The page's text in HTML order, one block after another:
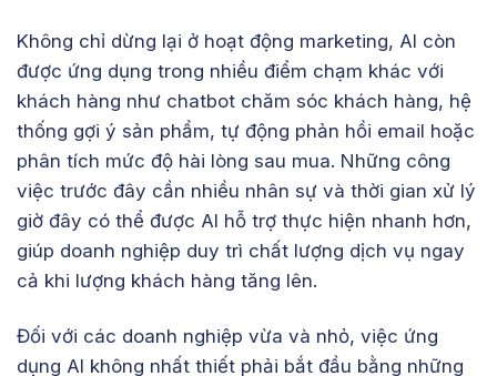
Không chỉ dừng lại ở hoạt động marketing, AI còn
được ứng dụng trong nhiều điểm chạm khác với
khách hàng như chatbot chăm sóc khách hàng, hệ
thống gợi ý sản phẩm, tự động phản hồi email hoặc
phân tích mức độ hài lòng sau mua. Những công
việc trước đây cần nhiều nhân sự và thời gian xử lý
giờ đây có thể được AI hỗ trợ thực hiện nhanh hơn,
giúp doanh nghiệp duy trì chất lượng dịch vụ ngay
cả khi lượng khách hàng tăng lên.
Đối với các doanh nghiệp vừa và nhỏ, việc ứng
dụng AI không nhất thiết phải bắt đầu bằng những